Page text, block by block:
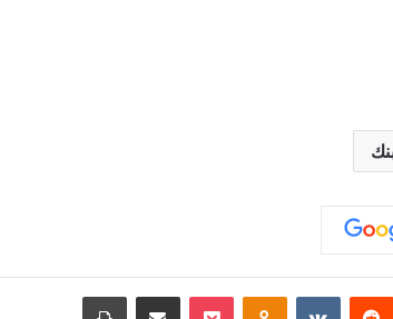
بينتيريست ‏VKontakte